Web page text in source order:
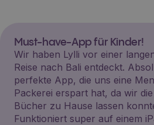
Must-have-App für Kinder!
Wir haben Lylli vor einer
Reise nach Bali entdeckt.
perfekte App, die uns eine
Packerei erspart hat, da wir die
Bücher zu Hause lassen
Funktioniert super auf einem